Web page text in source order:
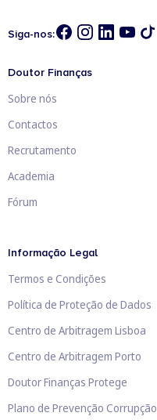
Siga-nos:
Doutor Finanças
Sobre nós
Contactos
Recrutamento
Academia
Fórum
Informação Legal
Termos e Condições
Política de Proteção de Dados
Centro de Arbitragem Lisboa
Centro de Arbitragem Porto
Doutor Finanças Protege
Plano de Prevenção Corrupção